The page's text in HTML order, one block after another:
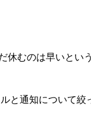
むのは早いとい
と通知について絞